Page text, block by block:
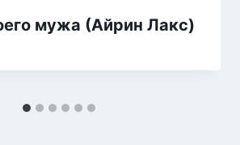
мужа (Айрин Лакс)